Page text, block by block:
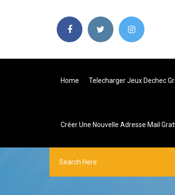
Home Telecharger Jeux Dechec
Créer Une Nouvelle Adresse Mail